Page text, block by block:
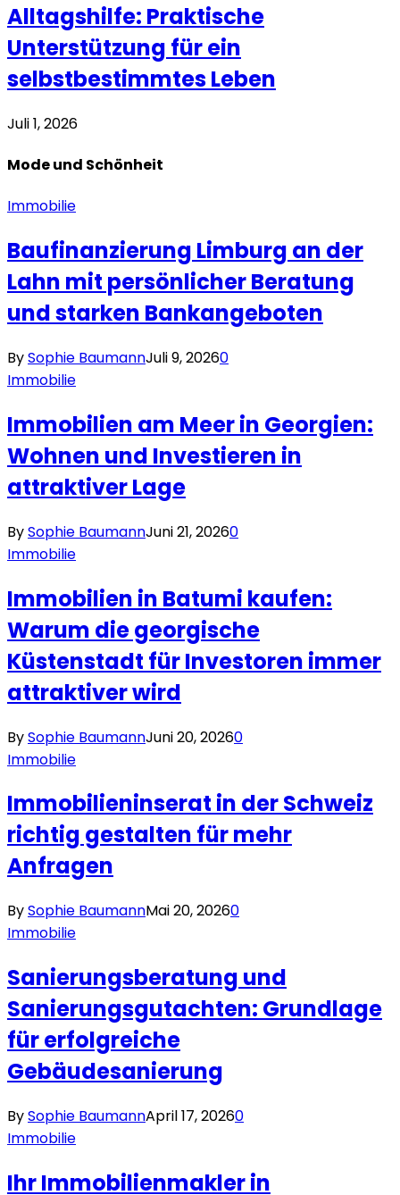
Alltagshilfe: Praktische
Unterstützung für ein
selbstbestimmtes Leben
Juli 1, 2026
Mode und Schönheit
Immobilie
Baufinanzierung Limburg an der
Lahn mit persönlicher Beratung
und starken Bankangeboten
BySophie BaumannJuli 9, 20260
Immobilie
Immobilien am Meer in Georgien:
Wohnen und Investieren in
attraktiver Lage
BySophie BaumannJuni 21, 20260
Immobilie
Immobilien in Batumi kaufen:
Warum die georgische
Küstenstadt für Investoren immer
attraktiver wird
BySophie BaumannJuni 20, 20260
Immobilie
Immobilieninserat in der Schweiz
richtig gestalten für mehr
Anfragen
BySophie BaumannMai 20, 20260
Immobilie
Sanierungsberatung und
Sanierungsgutachten: Grundlage
für erfolgreiche
Gebäudesanierung
BySophie BaumannApril 17, 20260
Immobilie
Ihr Immobilienmakler in